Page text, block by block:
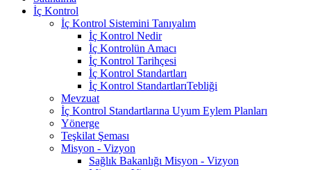
İç Kontrol
İç Kontrol Sistemini Tanıyalım
İç Kontrol Nedir
İç Kontrolün Amacı
İç Kontrol Tarihçesi
İç Kontrol Standartları
İç Kontrol StandartlarıTebliği
Mevzuat
İç Kontrol Standartlarına Uyum Eylem Planları
Yönerge
Teşkilat Şeması
Misyon - Vizyon
Sağlık Bakanlığı Misyon - Vizyon